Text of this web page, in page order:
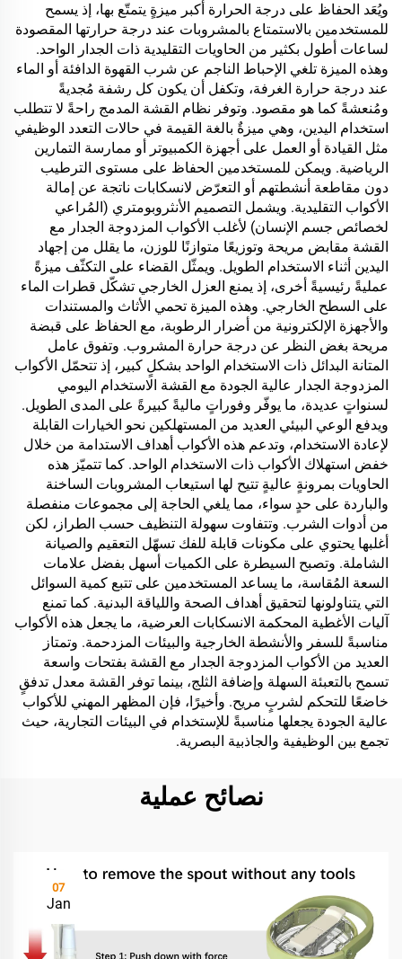
ويُعَد الحفاظ على درجة الحرارة أكبر ميزةٍ يتمتّع بها، إذ يسمح
للمستخدمين بالاستمتاع بالمشروبات عند درجة حرارتها المقصودة
لساعات أطول بكثير من الحاويات التقليدية ذات الجدار الواحد.
وهذه الميزة تلغي الإحباط الناجم عن شرب القهوة الدافئة أو الماء
عند درجة حرارة الغرفة، وتكفل أن يكون كل رشفة مُجديةً
ومُنعشةً كما هو مقصود. وتوفر نظام القشة المدمج راحةً لا تتطلب
استخدام اليدين، وهي ميزةٌ بالغة القيمة في حالات التعدد الوظيفي
مثل القيادة أو العمل على أجهزة الكمبيوتر أو ممارسة التمارين
الرياضية. ويمكن للمستخدمين الحفاظ على مستوى الترطيب
دون مقاطعة أنشطتهم أو التعرّض لانسكابات ناتجة عن إمالة
الأكواب التقليدية. ويشمل التصميم الأنثروبومتري (المُراعي
لخصائص جسم الإنسان) لأغلب الأكواب المزدوجة الجدار مع
القشة مقابض مريحة وتوزيعًا متوازنًا للوزن، ما يقلل من إجهاد
اليدين أثناء الاستخدام الطويل. ويمثّل القضاء على التكثّف ميزةً
عمليةً رئيسيةً أخرى، إذ يمنع العزل الخارجي تشكّل قطرات الماء
على السطح الخارجي. وهذه الميزة تحمي الأثاث والمستندات
والأجهزة الإلكترونية من أضرار الرطوبة، مع الحفاظ على قبضة
مريحة بغض النظر عن درجة حرارة المشروب. وتفوق عامل
المتانة البدائل ذات الاستخدام الواحد بشكلٍ كبير، إذ تتحمّل الأكواب
المزدوجة الجدار عالية الجودة مع القشة الاستخدام اليومي
لسنواتٍ عديدة، ما يوفّر وفوراتٍ ماليةً كبيرةً على المدى الطويل.
ويدفع الوعي البيئي العديد من المستهلكين نحو الخيارات القابلة
لإعادة الاستخدام، وتدعم هذه الأكواب أهداف الاستدامة من خلال
خفض استهلاك الأكواب ذات الاستخدام الواحد. كما تتميّز هذه
الحاويات بمرونةٍ عاليةٍ تتيح لها استيعاب المشروبات الساخنة
والباردة على حدٍ سواء، مما يلغي الحاجة إلى مجموعات منفصلة
من أدوات الشرب. وتتفاوت سهولة التنظيف حسب الطراز، لكن
أغلبها يحتوي على مكونات قابلة للفك تسهّل التعقيم والصيانة
الشاملة. وتصبح السيطرة على الكميات أسهل بفضل علامات
السعة المُقاسة، ما يساعد المستخدمين على تتبع كمية السوائل
التي يتناولونها لتحقيق أهداف الصحة واللياقة البدنية. كما تمنع
آليات الأغطية المحكمة الانسكابات العرضية، ما يجعل هذه الأكواب
مناسبةً للسفر والأنشطة الخارجية والبيئات المزدحمة. وتمتاز
العديد من الأكواب المزدوجة الجدار مع القشة بفتحات واسعة
تسمح بالتعبئة السهلة وإضافة الثلج، بينما توفر القشة معدل تدفقٍ
خاضعًا للتحكم لشربٍ مريح. وأخيرًا، فإن المظهر المهني للأكواب
عالية الجودة يجعلها مناسبةً للإستخدام في البيئات التجارية، حيث
تجمع بين الوظيفية والجاذبية البصرية.
نصائح عملية
07
Jan